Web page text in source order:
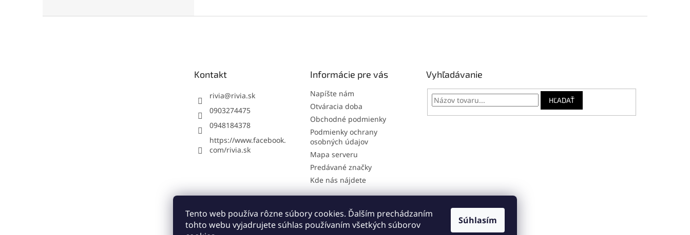
Tento web používa rôzne súbory cookies. Ďalším prechádzaním
tohto webu vyjadrujete súhlas používaním všetkých súborov
Súhlasím
Kontakt
rivia@rivia.sk
0903274475
0948184378
https://www.facebook.
com/rivia.sk
Informácie pre vás
Napíšte nám
Otváracia doba
Obchodné podmienky
Podmienky ochrany
osobných údajov
Mapa serveru
Predávané značky
Kde nás nájdete
Vyhľadávanie
HĽADAŤ
Online: registrácia na servis Napíšte nám